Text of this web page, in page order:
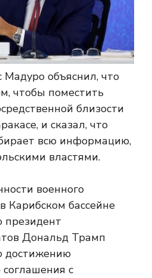
объяснил, что
чтобы поместить
близости
и сказал, что
всю информацию,
властями.
военного
Карибском бассейне
президент
Дональд Трамп
достижению
с